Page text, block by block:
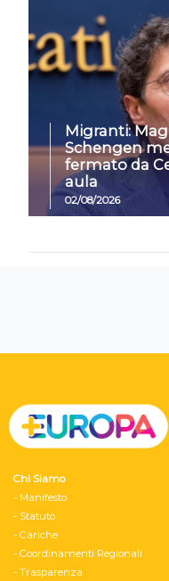
Migranti:
Schengen
fermato da
aula
02/08/2026
Chi Siamo
- Manifesto
- Statuto
- Cariche
- Coordinamenti Regionali
- Trasparenza